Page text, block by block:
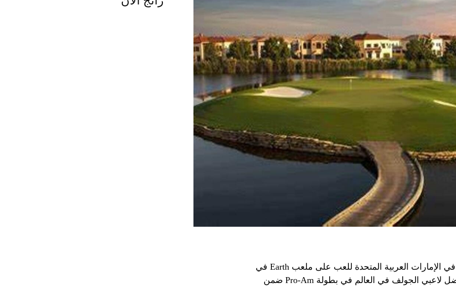
تتاح الفرصة للاعبي الجولف الهواة في الإمارات العربية المتحدة للعب على ملعب Earth في
ملاعب جميرا للجولف مع بعض أفضل لاعبي الجولف في العالم في بطولة Pro-Am ضمن